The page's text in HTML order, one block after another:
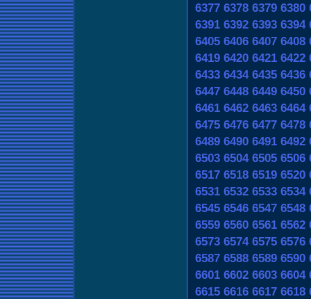
6377 6378 6379 6380
6391 6392 6393 6394
6405 6406 6407 6408
6419 6420 6421 6422
6433 6434 6435 6436
6447 6448 6449 6450
6461 6462 6463 6464
6475 6476 6477 6478
6489 6490 6491 6492
6503 6504 6505 6506
6517 6518 6519 6520
6531 6532 6533 6534
6545 6546 6547 6548
6559 6560 6561 6562
6573 6574 6575 6576
6587 6588 6589 6590
6601 6602 6603 6604
6615 6616 6617 6618